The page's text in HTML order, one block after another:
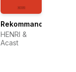
Rekommandert
HENRI &
Acast